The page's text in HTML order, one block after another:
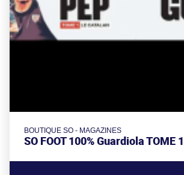
BOUTIQUE SO - MAGAZINES
SO FOOT 100% Guardiola TOME